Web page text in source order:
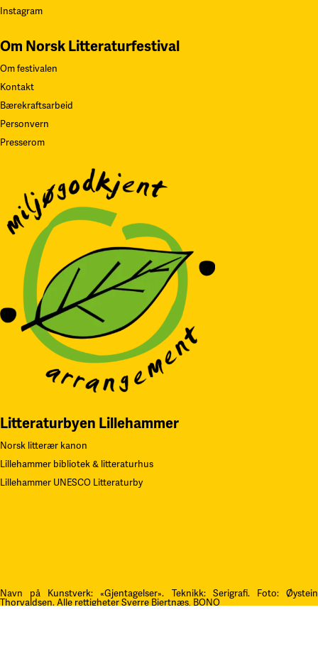
Instagram
Om Norsk Litteraturfestival
Om festivalen
Kontakt
Bærekraftsarbeid
Personvern
Presserom
Litteraturbyen Lillehammer
Norsk litterær kanon
Lillehammer bibliotek & litteraturhus
Lillehammer UNESCO Litteraturby
Navn på Kunstverk: «Gjentagelser». Teknikk: Serigrafi. Foto: Øystein
Thorvaldsen. Alle rettigheter Sverre Bjertnæs, BONO